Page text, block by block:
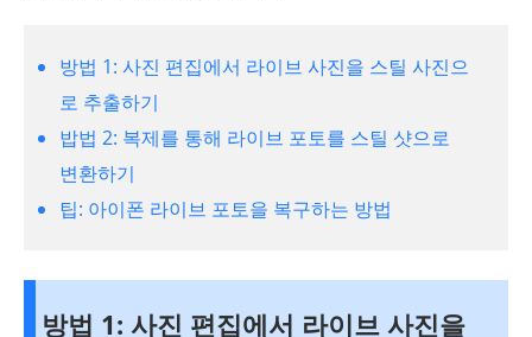
방법 1: 사진 편집에서 라이브 사진을 스틸 사진으
로 추출하기
밥법 2: 복제를 통해 라이브 포토를 스틸 샷으로
변환하기
팁: 아이폰 라이브 포토을 복구하는 방법
방법 1: 사진 편집에서 라이브 사진을